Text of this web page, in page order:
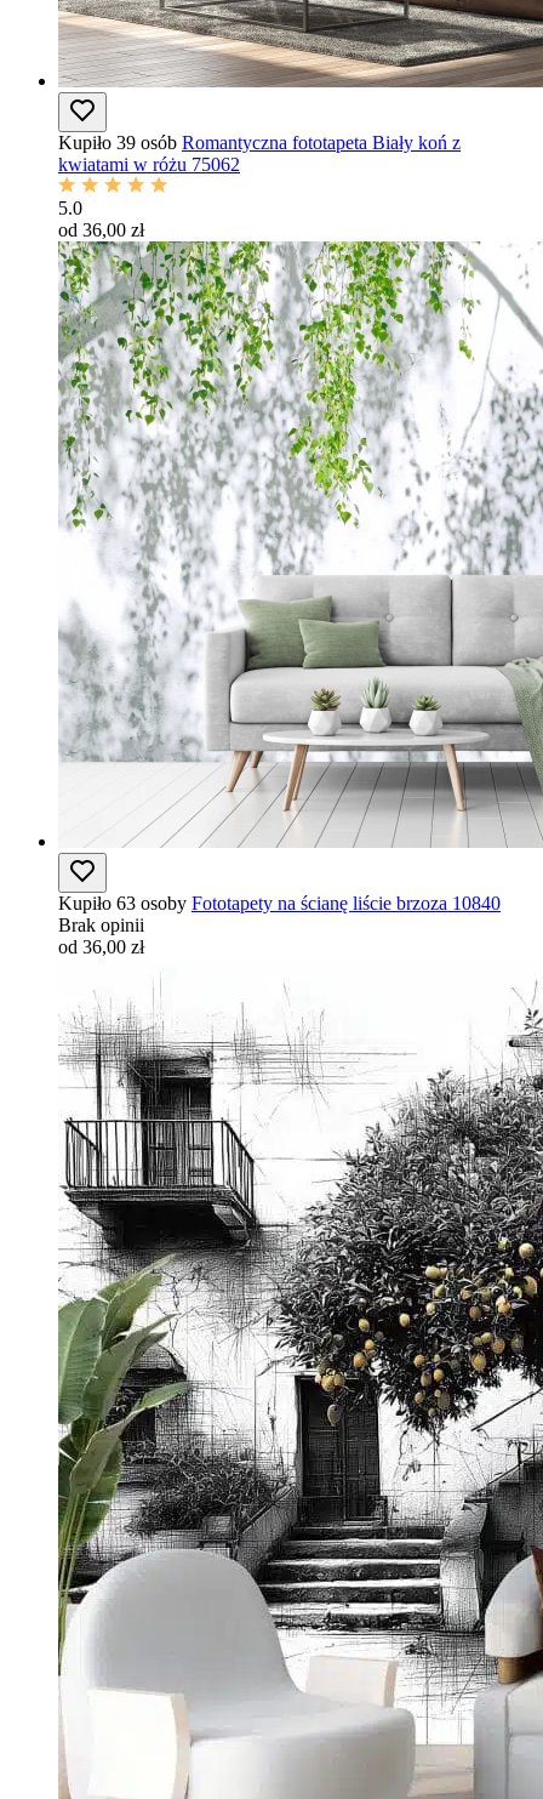
Kupiło 39 osób Romantyczna fototapeta Biały koń z
kwiatami w różu 75062
5.0
od 36,00 zł
Kupiło 63 osoby Fototapety na ścianę liście brzoza 10840
Brak opinii
od 36,00 zł